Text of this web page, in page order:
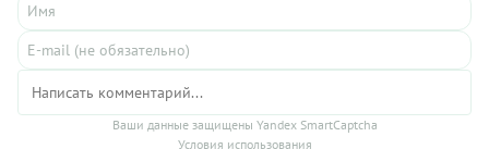
Ваши данные защищены Yandex SmartCaptcha
Условия использования